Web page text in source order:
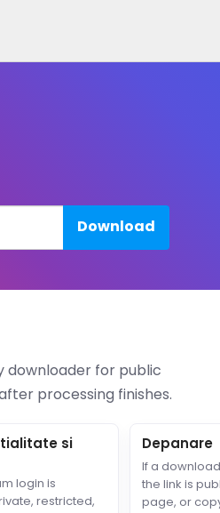
Download
downloader for public
processing finishes.
si
login is
restricted,
Depanare
If a
the link is
page, or